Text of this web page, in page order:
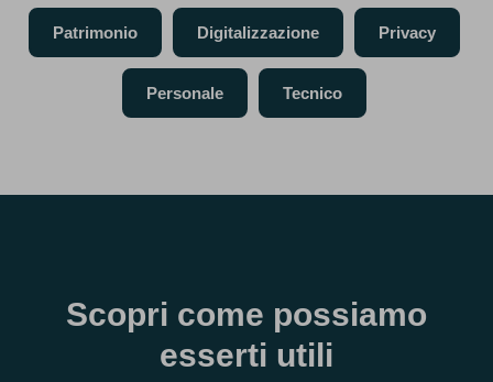
Patrimonio Digitalizzazione Privacy
Personale Tecnico
Scopri come possiamo
esserti utili